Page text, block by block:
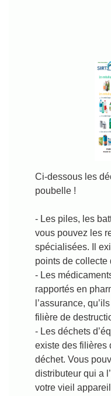
Ci-dessous les
poubelle !
- Les piles, les
vous pouvez les
spécialisées. Il
points de collecte
- Les
rapportés en
l’assurance,
filière de
- Les déchets
existe des filières
déchet. Vous
distributeur qui a
votre vieil